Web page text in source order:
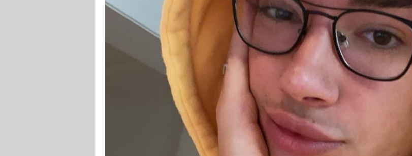
Filme & Serien
Lifestyle
Familie & Liebe
Promiflash Exklusiv
Alle Themen auf Promiflash
App runterladen